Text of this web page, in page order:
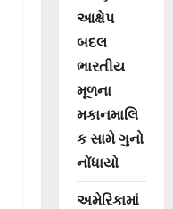
આક્ષેપ
બદલ
ભારતીય
મૂળના
મકાનમાલિ
ક સામે ગુનો
નોંધાયો
અમેરિકામાં